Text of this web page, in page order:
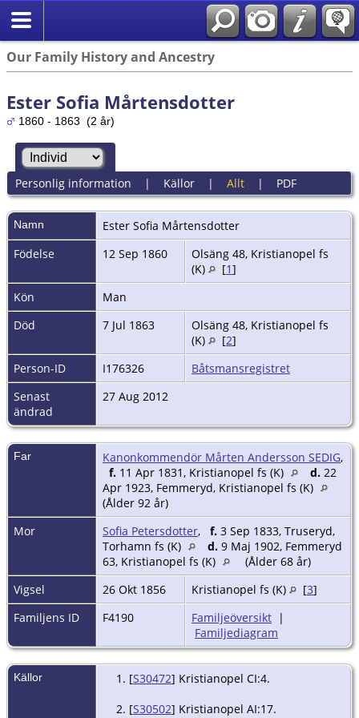
Our Family History and Ancestry
Ester Sofia Mårtensdotter
1860 - 1863 (2 år)
Personlig information | Källor| Allt| PDF
Namn Ester Sofia Mårtensdotter
Födelse
12 Sep 1860
Olsäng 48, Kristianopel fs
(K)
[1]
Kön
Man
Död
7 Jul 1863
Olsäng 48, Kristianopel fs
(K)
[2]
Person-ID
I176326
Båtsmansregistret
Senast
ändrad
27 Aug 2012
Far Kanonkommendör Mårten Andersson SEDIG,
f. 11 Apr 1831, Kristianopel fs (K) d. 22
Apr 1923, Femmeryd, Kristianopel fs (K)
(Ålder 92 år)
Mor
Sofia Petersdotter, f. 3 Sep 1833, Truseryd,
Torhamn fs (K)
d. 9 Maj 1902, Femmeryd
63, Kristianopel fs (K)
(Ålder 68 år)
Vigsel
26 Okt 1856 Kristianopel fs (K) [3]
Familjens ID
F4190 Familjeöversikt |
Familjediagram
Källor [S30472] Kristianopel CI:4.
[S30502] Kristianopel AI:17.